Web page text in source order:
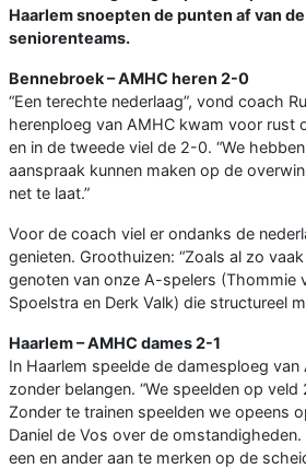
Haarlem snoepten de punten af van
seniorenteams.
Bennebroek – AMHC heren 2-0
“Een terechte nederlaag”, vond coach
herenploeg van AMHC kwam voor rust
en in de tweede viel de 2-0. “We
aanspraak kunnen maken op de
net te laat.”
Voor de coach viel er ondanks de
genieten. Groothuizen: “Zoals al zo
genoten van onze A-spelers (Thommie
Spoelstra en Derk Valk) die structureel
Haarlem – AMHC dames 2-1
In Haarlem speelde de damesploeg
zonder belangen. “We speelden op
Zonder te trainen speelden we opeens
Daniel de Vos over de
een en ander aan te merken op de